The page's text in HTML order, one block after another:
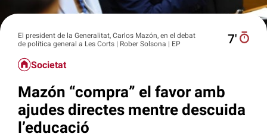
El president de la Generalitat, Carlos Mazón, en el debat
de política general a Les Corts | Rober Solsona | EP
7′
Societat
Mazón “compra” el favor amb
ajudes directes mentre descuida
l’educació